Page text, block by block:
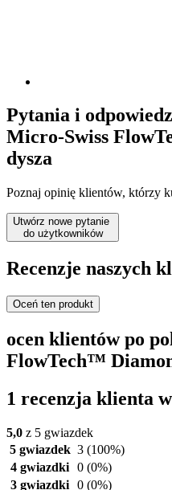
Pytania i
Micro-Swiss
dysza
Poznaj opinię klientów, którzy
Utwórz nowe pytanie
do użytkowników
Recenzje naszych
Oceń ten produkt
ocen klientów po
FlowTech™
1 recenzja klienta
5,0 z 5 gwiazdek
5 gwiazdek 3 (100%)
4 gwiazdki 0 (0%)
3 gwiazdki 0 (0%)